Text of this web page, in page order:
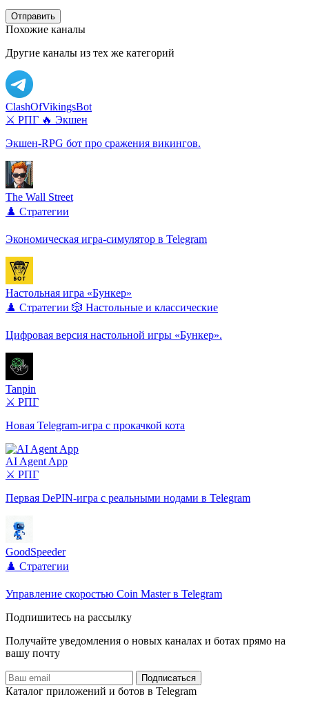
Отправить
Похожие каналы
Другие каналы из тех же категорий
ClashOfVikingsBot
⚔️ РПГ 🔥 Экшен
Экшен-RPG бот про сражения викингов.
The Wall Street
♟️ Стратегии
Экономическая игра-симулятор в Telegram
Настольная игра «Бункер»
♟️ Стратегии 🎲 Настольные и классические
Цифровая версия настольной игры «Бункер».
Tanpin
⚔️ РПГ
Новая Telegram-игра с прокачкой кота
AI Agent App
⚔️ РПГ
Первая DePIN-игра с реальными нодами в Telegram
GoodSpeeder
♟️ Стратегии
Управление скоростью Coin Master в Telegram
Подпишитесь на рассылку
Получайте уведомления о новых каналах и ботаx прямо на
вашу почту
Подписаться
Каталог приложений и ботов в Telegram